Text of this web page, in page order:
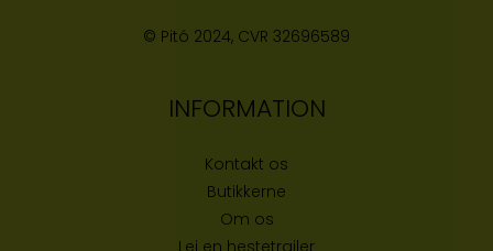
© Pitó 2024, CVR 32696589
INFORMATION
Kontakt os
Butikkerne
Om os
Lej en hestetrailer